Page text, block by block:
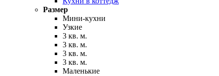
Размер
Мини-кухни
Узкие
3 кв. м.
3 кв. м.
3 кв. м.
3 кв. м.
Маленькие